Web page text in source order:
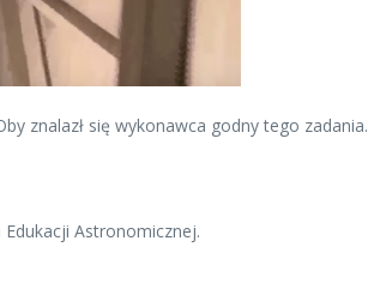
znalazł się wykonawca godny tego zadania.
Astronomicznej.